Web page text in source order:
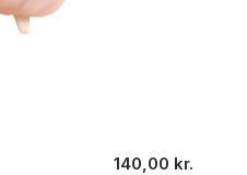
140,00 kr.